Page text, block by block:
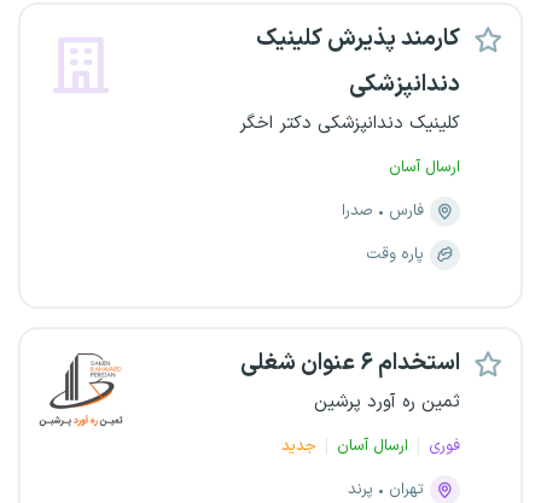
کارمند پذیرش کلینیک
دندانپزشکی
کلینیک دندانپزشکی دکتر اخگر
ارسال آسان
فارس
صدرا
پاره وقت
استخدام ۶ عنوان شغلی
ثمین ره آورد پرشین
فوری ارسال آسان
جدید
تهران
پرند